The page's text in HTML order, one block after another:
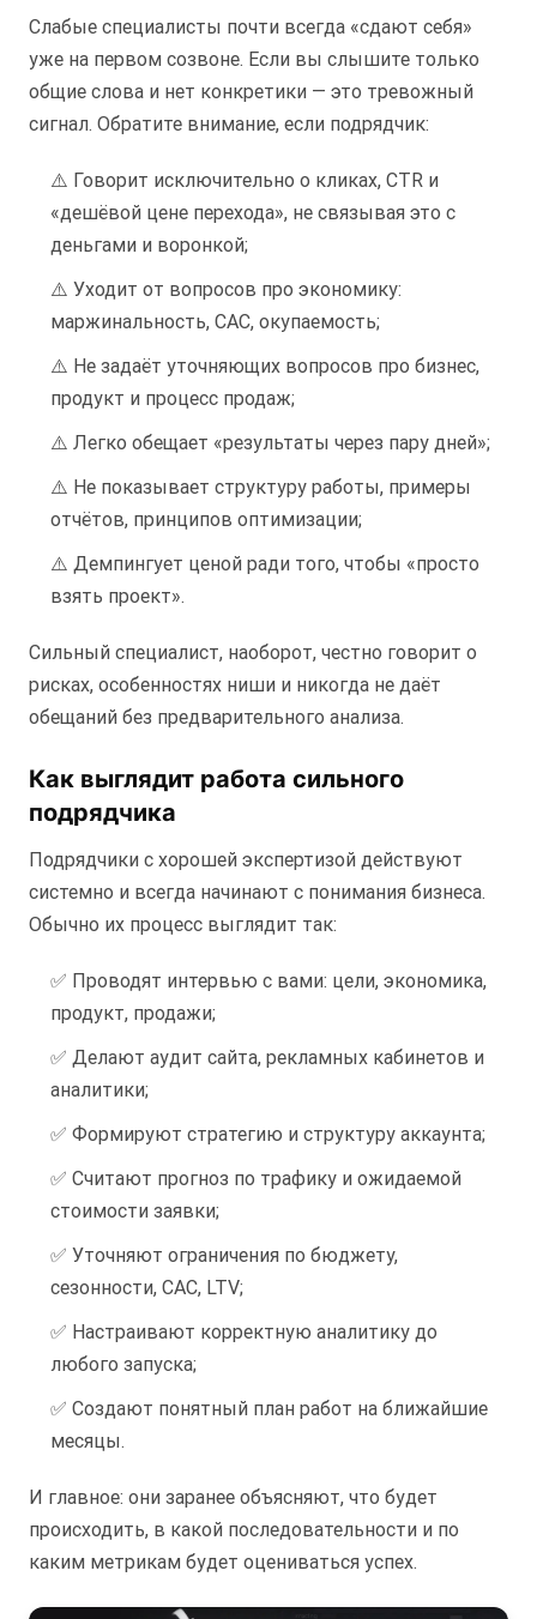
Слабые специалисты почти всегда «сдают себя»
уже на первом созвоне. Если вы слышите только
общие слова и нет конкретики — это тревожный
сигнал. Обратите внимание, если подрядчик:
⚠️ Говорит исключительно о кликах, CTR и
«дешёвой цене перехода», не связывая это с
деньгами и воронкой;
⚠️ Уходит от вопросов про экономику:
маржинальность, CAC, окупаемость;
⚠️ Не задаёт уточняющих вопросов про бизнес,
продукт и процесс продаж;
⚠️ Легко обещает «результаты через пару дней»;
⚠️ Не показывает структуру работы, примеры
отчётов, принципов оптимизации;
⚠️ Демпингует ценой ради того, чтобы «просто
взять проект».
Сильный специалист, наоборот, честно говорит о
рисках, особенностях ниши и никогда не даёт
обещаний без предварительного анализа.
Как выглядит работа сильного
подрядчика
Подрядчики с хорошей экспертизой действуют
системно и всегда начинают с понимания бизнеса.
Обычно их процесс выглядит так:
✅ Проводят интервью с вами: цели, экономика,
продукт, продажи;
✅ Делают аудит сайта, рекламных кабинетов и
аналитики;
✅ Формируют стратегию и структуру аккаунта;
✅ Считают прогноз по трафику и ожидаемой
стоимости заявки;
✅ Уточняют ограничения по бюджету,
сезонности, CAC, LTV;
✅ Настраивают корректную аналитику до
любого запуска;
✅ Создают понятный план работ на ближайшие
месяцы.
И главное: они заранее объясняют, что будет
происходить, в какой последовательности и по
каким метрикам будет оцениваться успех.